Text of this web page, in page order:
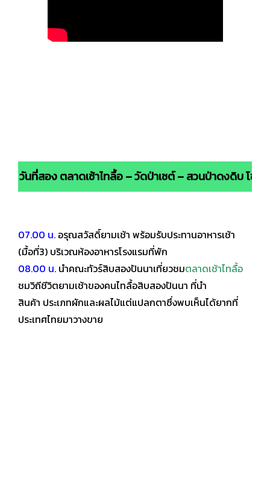
วันที่สอง ตลาดเช้าไทลื้อ – วัดป่าเชต์ – สวนป่าดงดิบ โชว์
07.00 น. อรุณสวัสดิ์ยามเช้า พร้อมรับประทานอาหารเช้า
(มื้อที่3) บริเวณห้องอาหารโรงแรมที่พัก
08.00 น. นำคณะทัวร์สิบสองปันนาเที่ยวชมตลาดเช้าไทลื้อ
ชมวิถีชีวิตยามเช้าของคนไทลื้อสิบสองปันนา ที่นำ
สินค้า ประเภทผักและผลไม้แต่แปลกตาซึ่งพบเห็นได้ยากที่
ประเทศไทยมาวางขาย